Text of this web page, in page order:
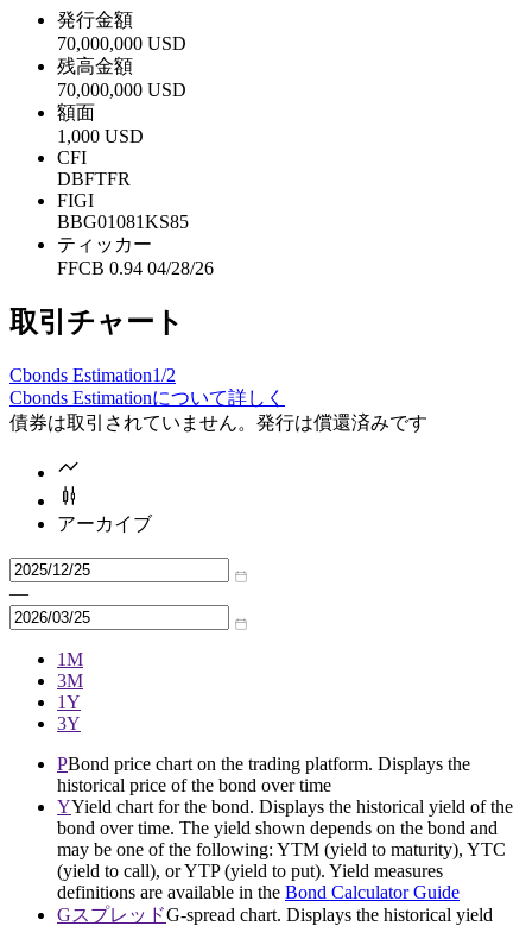
発行金額
70,000,000 USD
残高金額
70,000,000 USD
額面
1,000 USD
CFI
DBFTFR
FIGI
BBG01081KS85
ティッカー
FFCB 0.94 04/28/26
取引チャート
Cbonds Estimation1/2
Cbonds Estimationについて詳しく
債券は取引されていません。発行は償還済みです
アーカイブ
—
1M
3M
1Y
3Y
PBond price chart on the trading platform. Displays the
historical price of the bond over time
YYield chart for the bond. Displays the historical yield of the
bond over time. The yield shown depends on the bond and
may be one of the following: YTM (yield to maturity), YTC
(yield to call), or YTP (yield to put). Yield measures
definitions are available in the Bond Calculator Guide
GスプレッドG-spread chart. Displays the historical yield